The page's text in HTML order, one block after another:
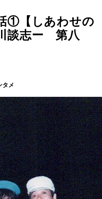
①【しあわせの
談志ー 第八
タメ